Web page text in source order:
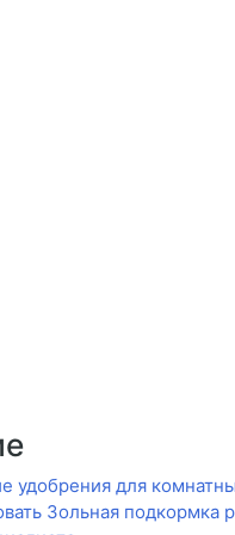
удобрения для
Зольная подкормка